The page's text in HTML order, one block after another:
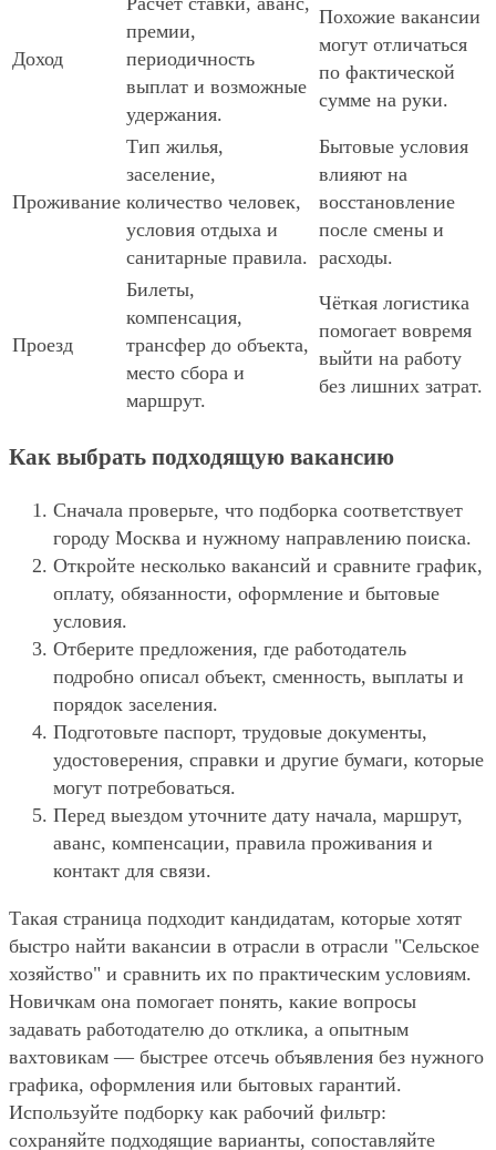
Доход
премии,
периодичность
выплат и возможные
удержания.
Похожие вакансии
могут отличаться
по фактической
сумме на руки.
Проживание
Тип жилья,
заселение,
количество человек,
условия отдыха и
санитарные правила.
Бытовые условия
влияют на
восстановление
после смены и
расходы.
Проезд
Билеты,
компенсация,
трансфер до объекта,
место сбора и
маршрут.
Чёткая логистика
помогает вовремя
выйти на работу
без лишних затрат.
Как выбрать подходящую вакансию
Сначала проверьте, что подборка соответствует
городу Москва и нужному направлению поиска.
Откройте несколько вакансий и сравните график,
оплату, обязанности, оформление и бытовые
условия.
Отберите предложения, где работодатель
подробно описал объект, сменность, выплаты и
порядок заселения.
Подготовьте паспорт, трудовые документы,
удостоверения, справки и другие бумаги, которые
могут потребоваться.
Перед выездом уточните дату начала, маршрут,
аванс, компенсации, правила проживания и
контакт для связи.
Такая страница подходит кандидатам, которые хотят
быстро найти вакансии в отрасли в отрасли "Сельское
хозяйство" и сравнить их по практическим условиям.
Новичкам она помогает понять, какие вопросы
задавать работодателю до отклика, а опытным
вахтовикам — быстрее отсечь объявления без нужного
графика, оформления или бытовых гарантий.
Используйте подборку как рабочий фильтр:
сохраняйте подходящие варианты, сопоставляйте